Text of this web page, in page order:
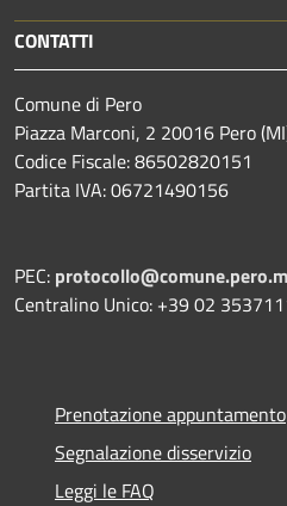
CONTATTI
Comune di Pero
Piazza Marconi, 2 20016 Pero
Codice Fiscale: 86502820151
Partita IVA: 06721490156
PEC:
Centralino Unico: +39 02
Prenotazione appuntamento
Segnalazione disservizio
Leggi le FAQ